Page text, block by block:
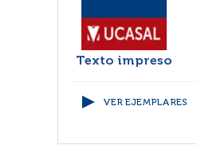
Texto impreso
VER EJEMPLARES